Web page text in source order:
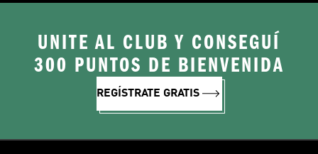
UNITE AL CLUB Y CONSEGUÍ
300 PUNTOS DE BIENVENIDA
REGÍSTRATE GRATIS